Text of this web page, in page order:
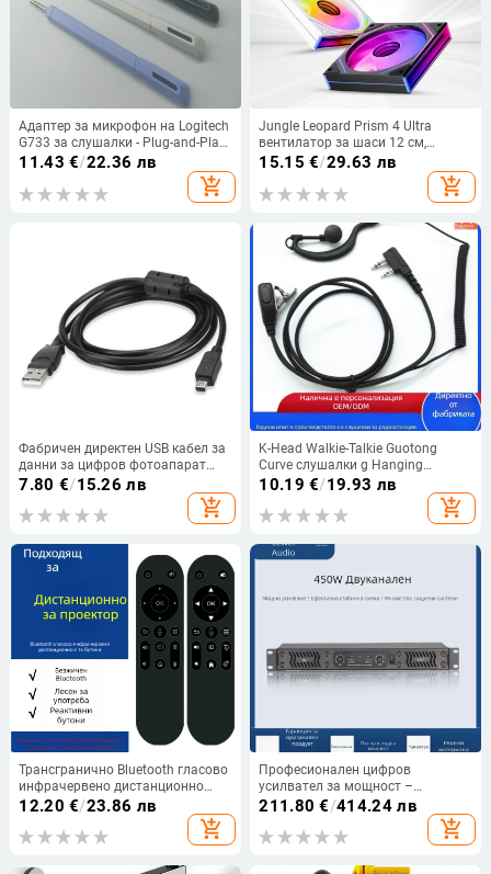
Адаптер за микрофон на Logitech
G733 за слушалки - Plug-and-Play
ъпгрейд
11.43 €/22.36 лв
add_shopping_cart
Jungle Leopard Prism 4 Ultra
вентилатор за шаси 12 см,
охлаждане, настолен компютър,
безшумно, синхронизирано
странично огледало с
15.15 €/29.63 лв
add_shopping_cart
Фабричен директен USB кабел за
данни за цифров фотоапарат
Olympus 12p U1200/U MIN/U MIN
7.80 €/15.26 лв
add_shopping_cart
K-Head Walkie-Talkie Guotong
Curve слушалки g Hanging
Подходящи за Baofeng Vvk Jiuwu
Beifeng Quansheng Ouxun Tyt
10.19 €/19.93 лв
add_shopping_cart
Трансгранично Bluetooth гласово
инфрачервено дистанционно
управление smart TV box 2.4g
безжична клавиатура air flying
squirrel mini 16 клавиша
12.20 €/23.86 лв
add_shopping_cart
Професионален цифров
усилвател за мощност –
двуканален сценичен аудио
комплект за домашна употреба,
подходящ за изяви и
211.80 €/414.24 лв
add_shopping_cart